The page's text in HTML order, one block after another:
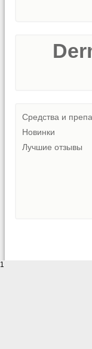
Средства и
Новинки
Лучшие отзывы
1